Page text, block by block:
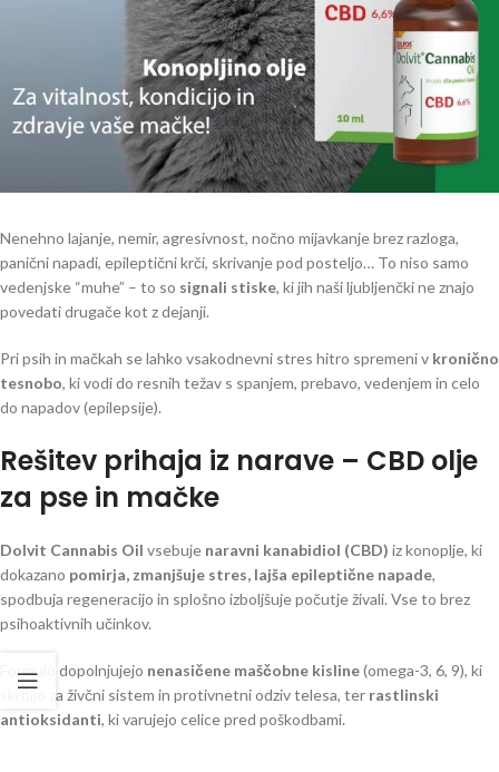
Nenehno lajanje, nemir, agresivnost, nočno mijavkanje brez razloga,
panični napadi, epileptični krči, skrivanje pod posteljo… To niso samo
vedenjske “muhe” – to so signali stiske, ki jih naši ljubljenčki ne znajo
povedati drugače kot z dejanji.
Pri psih in mačkah se lahko vsakodnevni stres hitro spremeni v kronično
tesnobo, ki vodi do resnih težav s spanjem, prebavo, vedenjem in celo
do napadov (epilepsije).
Rešitev prihaja iz narave – CBD olje
za pse in mačke
Dolvit Cannabis Oil vsebuje naravni kanabidiol (CBD) iz konoplje, ki
dokazano pomirja, zmanjšuje stres, lajša epileptične napade,
spodbuja regeneracijo in splošno izboljšuje počutje živali. Vse to brez
psihoaktivnih učinkov.
Formulo dopolnjujejo nenasičene maščobne kisline(omega-3, 6, 9), ki
skrbijo za živčni sistem in protivnetni odziv telesa, ter rastlinski
antioksidanti, ki varujejo celice pred poškodbami.